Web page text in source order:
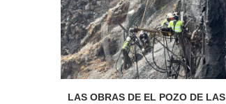
LAS OBRAS DE EL POZO DE LAS